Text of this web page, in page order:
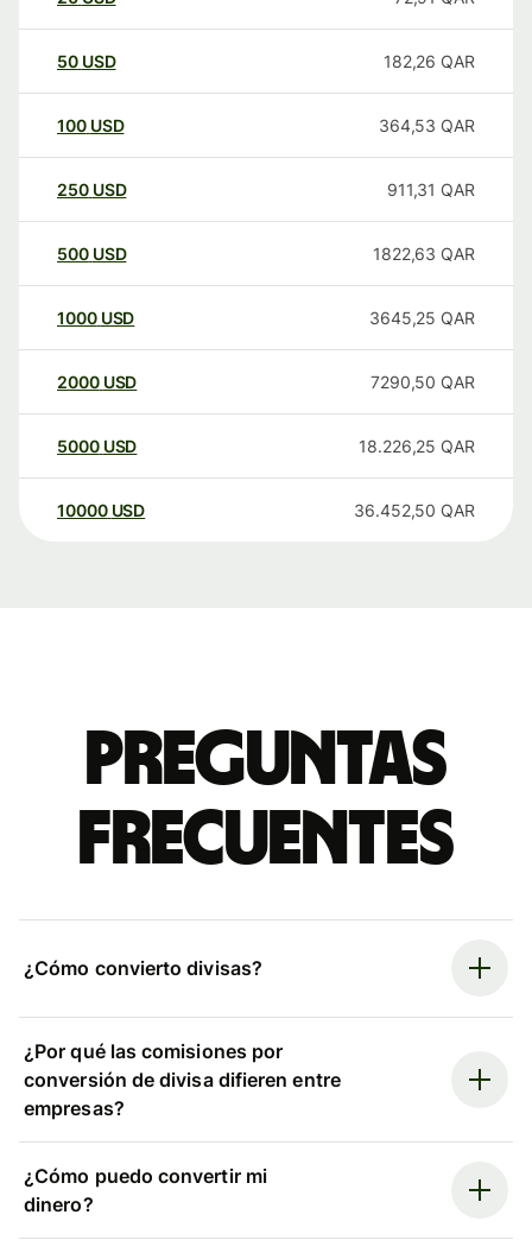
50 USD 182,26 QAR
100 USD 364,53 QAR
250 USD 911,31 QAR
500 USD 1822,63 QAR
1000 USD 3645,25 QAR
2000 USD 7290,50 QAR
5000 USD 18.226,25 QAR
10000 USD 36.452,50 QAR
Preguntas
frecuentes
¿Cómo convierto divisas?
¿Por qué las comisiones por
conversión de divisa difieren entre
empresas?
¿Cómo puedo convertir mi
dinero?